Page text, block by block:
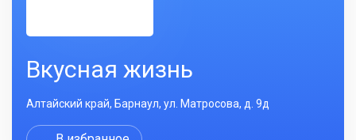
Вкусная жизнь
Алтайский край, Барнаул, ул. Матросова, д. 9д